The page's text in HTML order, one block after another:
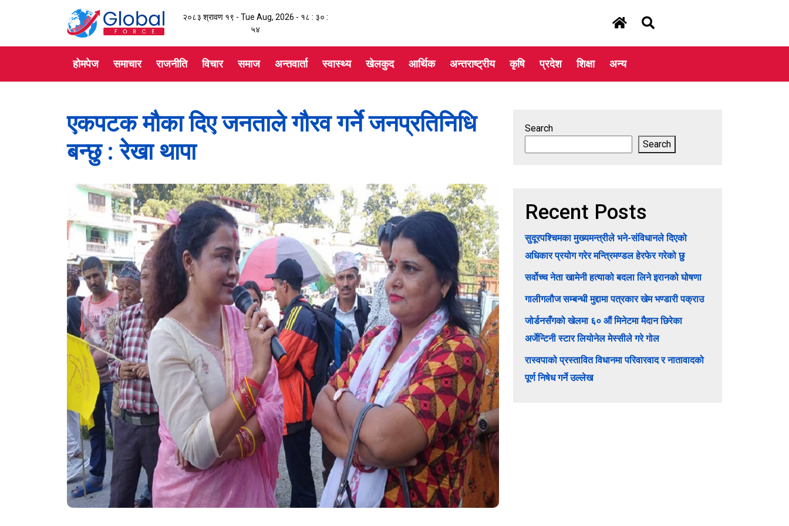
२०८३ श्रावण १९ - Tue Aug, 2026 - १८ : ३० :
५५
होमपेज समाचार राजनीति विचार समाज अन्तवार्ता स्वास्थ्य खेलकुद आर्थिक अन्तराष्ट्रीय कृषि प्रदेश शिक्षा अन्य
एकपटक मौका दिए जनताले गौरव गर्ने जनप्रतिनिधि
बन्छु : रेखा थापा
Search
Search
Recent Posts
सुदूरपश्चिमका मुख्यमन्त्रीले भने-संविधानले दिएको
अधिकार प्रयोग गरेर मन्त्रिमण्डल हेरफेर गरेको छु
सर्वोच्च नेता खामेनी हत्याको बदला लिने इरानको घोषणा
गालीगलौज सम्बन्धी मुद्दामा पत्रकार खेम भण्डारी पक्राउ
जोर्डनसँगको खेलमा ६० औं मिनेटमा मैदान छिरेका
अर्जेन्टिनी स्टार लियोनेल मेस्सीले गरे गोल
रास्वपाको प्रस्तावित विधानमा परिवारवाद र नातावादको
पूर्ण निषेध गर्ने उल्लेख